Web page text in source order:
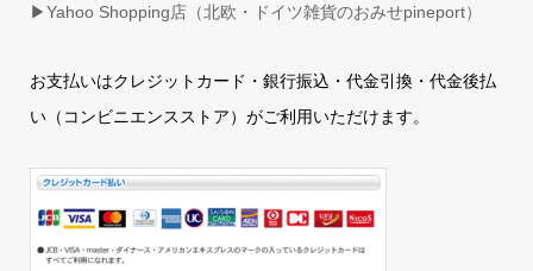
▶Yahoo Shopping店（北欧・ドイツ雑貨のおみせpineport）
お支払いはクレジットカード・銀行振込・代金引換・代金後払
い（コンビニエンスストア）がご利用いただけます。